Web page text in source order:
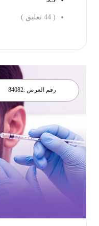
44 تعليق )
رقم العرض : 84082